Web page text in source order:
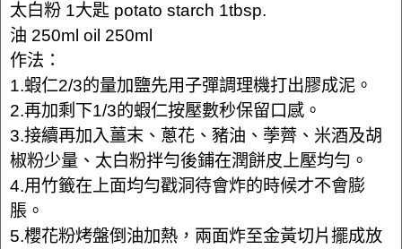
太白粉 1大匙 potato starch 1tbsp.
油 250ml oil 250ml
作法：
1.蝦仁2/3的量加鹽先用子彈調理機打出膠成泥。
2.再加剩下1/3的蝦仁按壓數秒保留口感。
3.接續再加入薑末、蔥花、豬油、荸薺、米酒及胡
椒粉少量、太白粉拌勻後鋪在潤餅皮上壓均勻。
4.用竹籤在上面均勻戳洞待會炸的時候才不會膨
脹。
5.櫻花粉烤盤倒油加熱，兩面炸至金黃切片擺成放